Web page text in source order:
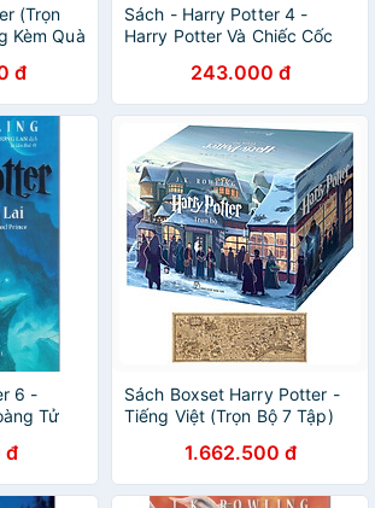
(Trọn
Kèm Quà
đ
Sách - Harry Potter 4 -
Harry Potter Và Chiếc Cốc
243.000 đ
6 -
Tử
đ
Sách Boxset Harry Potter -
Tiếng Việt (Trọn Bộ 7 Tập)
1.662.500 đ